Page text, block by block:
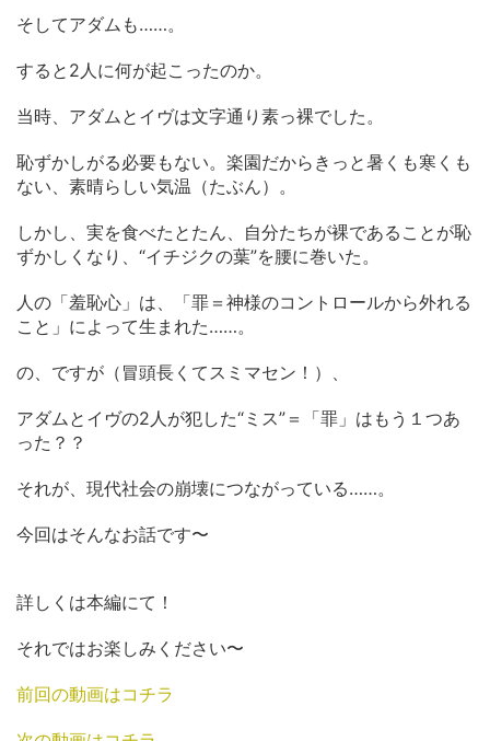
そしてアダムも……。
すると2人に何が起こったのか。
当時、アダムとイヴは文字通り素っ裸でした。
恥ずかしがる必要もない。楽園だからきっと暑くも寒くも
ない、素晴らしい気温（たぶん）。
しかし、実を食べたとたん、自分たちが裸であることが恥
ずかしくなり、“イチジクの葉”を腰に巻いた。
人の「羞恥心」は、「罪＝神様のコントロールから外れる
こと」によって生まれた……。
の、ですが（冒頭長くてスミマセン！）、
アダムとイヴの2人が犯した“ミス”＝「罪」はもう１つあ
った？？
それが、現代社会の崩壊につながっている……。
今回はそんなお話です〜
詳しくは本編にて！
それではお楽しみください〜
前回の動画はコチラ